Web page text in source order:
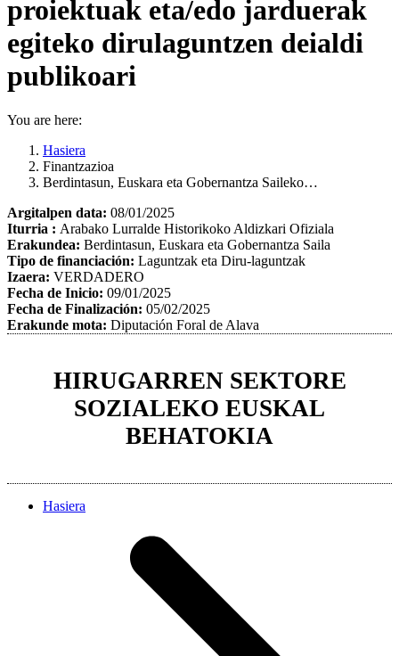
proiektuak eta/edo jarduerak
egiteko dirulaguntzen deialdi
publikoari
You are here:
Hasiera
Finantzazioa
Berdintasun, Euskara eta Gobernantza Saileko…
Argitalpen data: 08/01/2025
Iturria : Arabako Lurralde Historikoko Aldizkari Ofiziala
Erakundea: Berdintasun, Euskara eta Gobernantza Saila
Tipo de financiación: Laguntzak eta Diru-laguntzak
Izaera: VERDADERO
Fecha de Inicio: 09/01/2025
Fecha de Finalización: 05/02/2025
Erakunde mota: Diputación Foral de Alava
HIRUGARREN SEKTORE
SOZIALEKO EUSKAL
BEHATOKIA
Hasiera